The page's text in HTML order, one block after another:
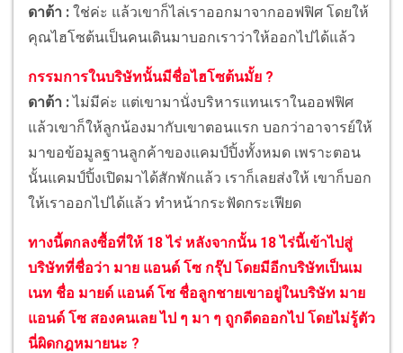
ดาต้า : ใช่ค่ะ แล้วเขาก็ไล่เราออกมาจากออฟฟิศ โดยให้
คุณไฮโซต้นเป็นคนเดินมาบอกเราว่าให้ออกไปได้แล้ว
กรรมการในบริษัทนั้นมีชื่อไฮโซต้นมั้ย ?
ดาต้า :ไม่มีค่ะ แต่เขามานั่งบริหารแทนเราในออฟฟิศ
แล้วเขาก็ให้ลูกน้องมากับเขาตอนแรก บอกว่าอาจารย์ให้
มาขอข้อมูลฐานลูกค้าของแคมป์ปิ้งทั้งหมด เพราะตอน
นั้นแคมป์ปิ้งเปิดมาได้สักพักแล้ว เราก็เลยส่งให้ เขาก็บอก
ให้เราออกไปได้แล้ว ทำหน้ากระฟัดกระเฟียด
ทางนี้ตกลงซื้อที่ให้ 18 ไร่ หลังจากนั้น 18 ไร่นี้เข้าไปสู่
บริษัทที่ชื่อว่า มาย แอนด์ โซ กรุ๊ป โดยมีอีกบริษัทเป็นเม
เนท ชื่อ มายด์ แอนด์ โซ ชื่อลูกชายเขาอยู่ในบริษัท มาย
แอนด์ โซ สองคนเลย ไป ๆ มา ๆ ถูกดีดออกไป โดยไม่รู้ตัว
นี่ผิดกฎหมายนะ ?